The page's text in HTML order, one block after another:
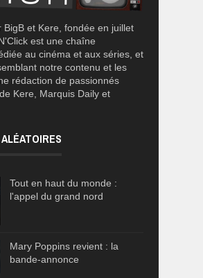
BigB et Kere, fondée en juillet
est une chaîne
au cinéma et aux séries, et
notre contenu et les
rédaction de passionnés
Kere, Marquis Daily et
Tout en haut du monde :
l'appel du grand nord
Mary Poppins revient : la
bande-annonce